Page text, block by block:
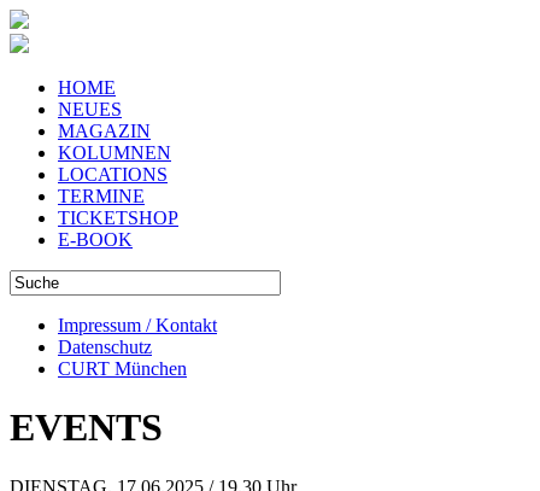
HOME
NEUES
MAGAZIN
KOLUMNEN
LOCATIONS
TERMINE
TICKETSHOP
E-BOOK
Impressum / Kontakt
Datenschutz
CURT München
EVENTS
DIENSTAG, 17.06.2025 / 19.30 Uhr